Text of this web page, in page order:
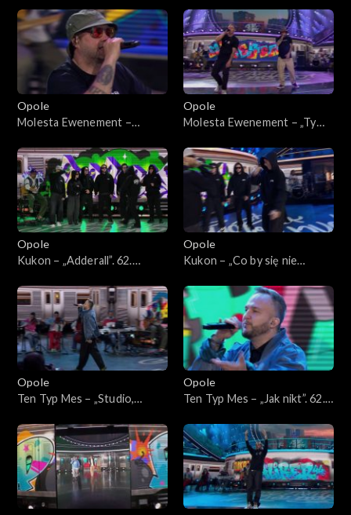
Jedno podwórko”
„Hip-hop. Jedno podwórko”
Opole
Molesta Ewenement –
Koncert „Hip-hop. Jedno
podwórko”
Opole
Molesta Ewenement – „Ty
„Hip-hop. Jedno podwórko”
Opole
Kukon – „Adderall”. 62.
Jedno podwórko”
Opole
Kukon – „Co by się nie
„Hip-hop. Jedno podwórko”
Opole
Ten Typ Mes – „Studio,
Koncert „Hip-hop. Jedno
podwórko”
Opole
Ten Typ Mes – „Jak nikt”. 62.
Jedno podwórko”